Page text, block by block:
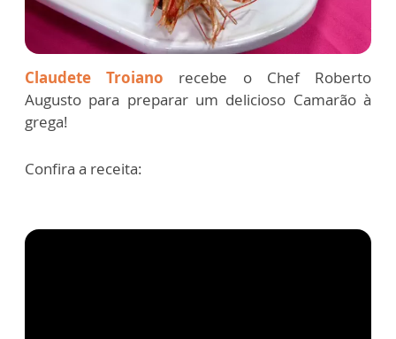
Claudete Troiano recebe o Chef Roberto
Augusto para preparar um delicioso Camarão à
grega!
Confira a receita: